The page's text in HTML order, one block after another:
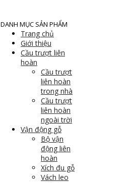
DANH MỤC SẢN PHẨM
Trang chủ
Giới thiệu
Cầu trượt liên
hoàn
Cầu trượt
liên hoàn
trong nhà
Cầu trượt
liên hoàn
ngoài trời
Vận động gỗ
Bộ vận
động liên
hoàn
Xích đu gỗ
Vách leo